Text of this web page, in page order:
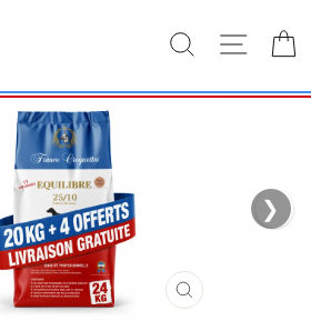
FERMER
❯
›